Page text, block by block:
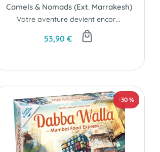
Camels & Nomads (Ext. Marrakesh)
Votre aventure devient encore plus intense et stratégique...
53,90 €
-30 %